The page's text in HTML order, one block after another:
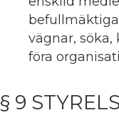
vägnar, söka,
föra
§ 9